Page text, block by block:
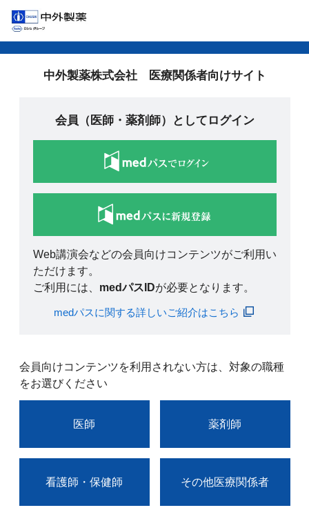
中外製薬株式会社 医療関係者向けサイト
会員（医師・薬剤師）としてログイン
Web講演会などの会員向けコンテンツがご利用い
ただけます。
ご利用には、 medパスIDが必要となります。
medパスに関する詳しいご紹介はこちら
会員向けコンテンツを利用されない方は、対象の職種
をお選びください
医師 薬剤師
看護師・保健師 その他医療関係者